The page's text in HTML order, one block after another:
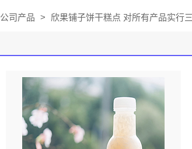
公司产品 > 欣果铺子饼干糕点 对所有产品实行